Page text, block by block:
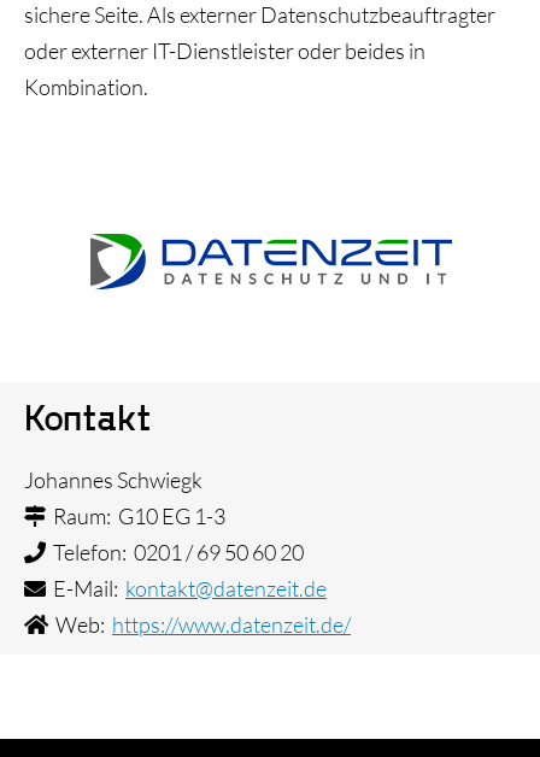
sichere Seite. Als externer Datenschutzbeauftragter
oder externer IT-Dienstleister oder beides in
Kombination.
Kontakt
Johannes Schwiegk
Raum: G10 EG 1-3
Telefon: 0201 / 69 50 60 20
E-Mail: kontakt@datenzeit.de
Web: https://www.datenzeit.de/